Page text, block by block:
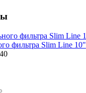
фильтра Slim Line 10"